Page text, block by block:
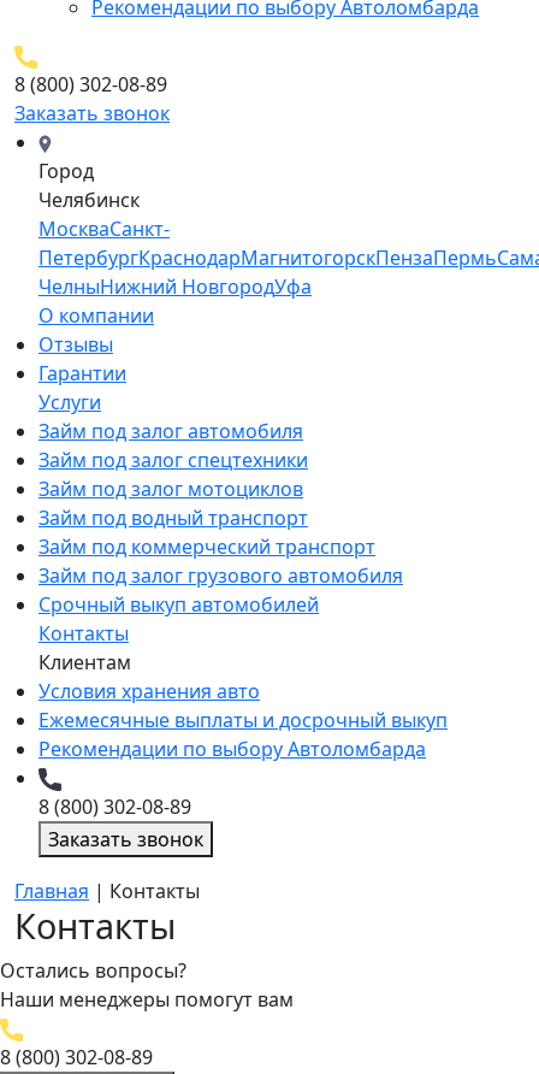
Рекомендации по выбору Автоломбарда
8 (800) 302-08-89
Заказать звонок
Город
Челябинск
МоскваСанкт-
ПетербургКраснодарМагнитогорскПензаПермь
ЧелныНижний НовгородУфа
О компании
Отзывы
Гарантии
Услуги
Займ под залог автомобиля
Займ под залог спецтехники
Займ под залог мотоциклов
Займ под водный транспорт
Займ под коммерческий транспорт
Займ под залог грузового автомобиля
Срочный выкуп автомобилей
Контакты
Клиентам
Условия хранения авто
Ежемесячные выплаты и досрочный выкуп
Рекомендации по выбору Автоломбарда
8 (800) 302-08-89
Заказать звонок
Главная | Контакты
Контакты
Остались вопросы?
Наши менеджеры помогут вам
8 (800) 302-08-89